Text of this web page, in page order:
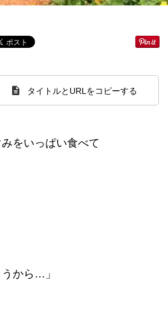
タイトルとURLをコピーする
をいっぱい食べて
から…」